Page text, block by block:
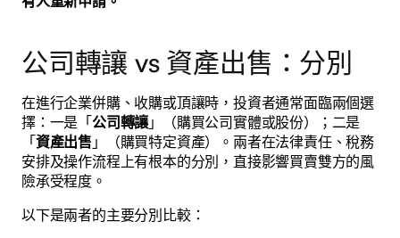
公司轉讓 vs 資產出售：分別
在進行企業併購、收購或頂讓時，投資者通常面臨兩個選
擇：一是「公司轉讓 」（購買公司實體或股份）；二是
「資產出售 」（購買特定資產）。兩者在法律責任、稅務
安排及操作流程上有根本的分別，直接影響買賣雙方的風
險承受程度。
以下是兩者的主要分別比較：